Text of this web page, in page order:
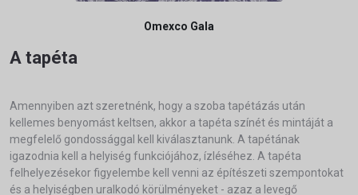
Omexco Gala
A tapéta
Amennyiben azt szeretnénk, hogy a szoba tapétázás után
kellemes benyomást keltsen, akkor a tapéta színét és mintáját a
megfelelő gondossággal kell kiválasztanunk. A tapétának
igazodnia kell a helyiség funkciójához, ízléséhez. A tapéta
felhelyezésekor figyelembe kell venni az építészeti szempontokat
és a helyiségben uralkodó körülményeket - azaz a levegő